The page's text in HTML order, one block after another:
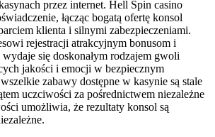
przez internet. Hell Spin casino
łącząc bogatą ofertę konsol
klienta i silnymi zabezpieczeniami.
rejestracji atrakcyjnym bonusom i
się doskonałym rodzajem gwoli
jakości i emocji w bezpiecznym
zabawy dostępne w kasynie są stale
uczciwości za pośrednictwem niezależne
umożliwia, że rezultaty konsol są